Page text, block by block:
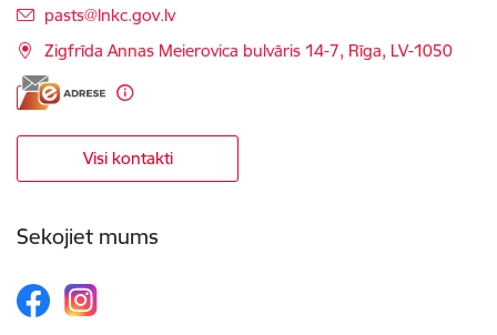
E-pasts:
pasts@lnkc.gov.lv
Zigfrīda Annas Meierovica bulvāris 14-7, Rīga, LV-1050
Visi kontakti
Sekojiet mums